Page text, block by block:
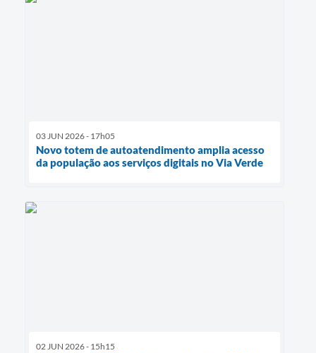
03 JUN 2026 - 17h05
Novo totem de autoatendimento amplia acesso
da população aos serviços digitais no Via Verde
02 JUN 2026 - 15h15